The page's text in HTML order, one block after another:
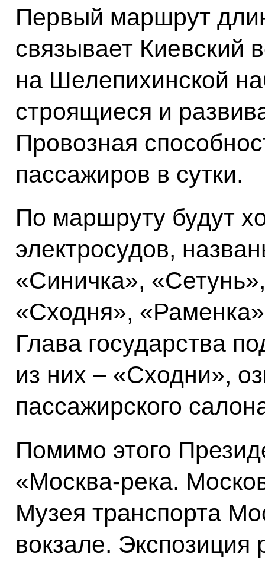
Первый маршрут
связывает Киевский
на Шелепихинской
строящиеся и
Провозная
пассажиров в сутки.
По маршруту будут
электросудов,
«Синичка»,
«Сходня»,
Глава государства
из них – «Сходни»,
пассажирского
Помимо этого
«Москва-река.
Музея транспорта
вокзале. Экспозиция